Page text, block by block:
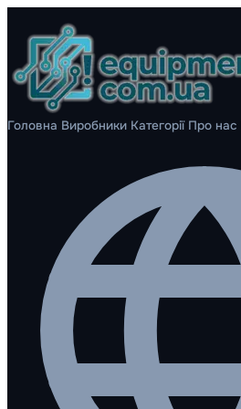
Головна Виробники Категорії Про нас